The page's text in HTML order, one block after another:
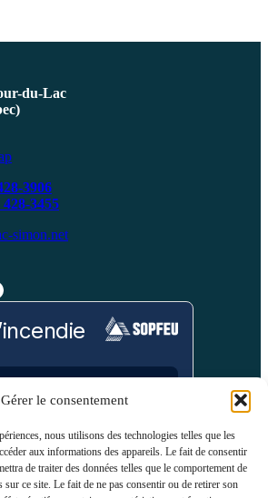
Gérer le consentement
nous utilisons des technologies telles que les
aux informations des appareils. Le fait de consentir
de traiter des données telles que le comportement de
ce site. Le fait de ne pas consentir ou de retirer son
du-Lac
3906
428-3455
simon.net
Élevé Très Élevé Extrême